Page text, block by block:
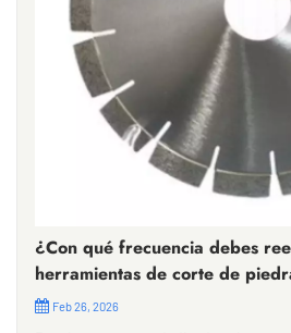
¿Con qué frecuencia debes
herramientas de corte de
Feb 26, 2026